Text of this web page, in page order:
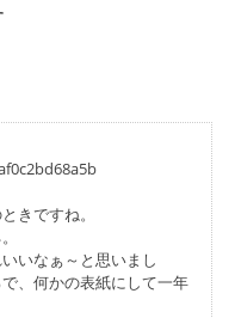
きですね。
いなぁ～と思いまし
、何かの表紙にして一年